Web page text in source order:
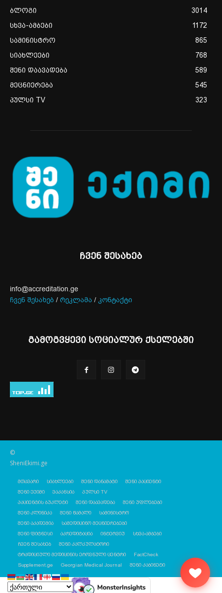
ბლოგი
3014
სხვა-ამბები
1172
სამინისტრო
865
სიახლეები
768
შენი დაავადება
589
მეცნიერება
545
პულსი TV
323
ჩვენ შესახებ
info@accreditation.ge
ჩვენ შესახებ / რეკლამა / კონტაქტი
გამოგვყევი სოციალურ ქსელებში
©
SheniEkimi.ge
მთავარი სიახლეები შენი დანამატი
შენი პაციენტი
შენი ექიმი
ვაკანსია
პულსი TV
პაციენტის ბუკლეტი
შენი დაავადება
შენი უფლებები
შენი კლინიკა
შენი წამალი
სამინისტრო
შენი აკადემია
სამედიცინო მეცნიერებები
შენი ფიტნესი
აკრედიტაცია ინტერვიუ
სხვა-ამბები
ჩვენ შესახებ
შენი კალკულატორი
ტრადიციული მედიცინის ეროვნული ცენტრი
FactCheck
Supplement.ge
Georgian Medical Journal შენი კაბინეტი